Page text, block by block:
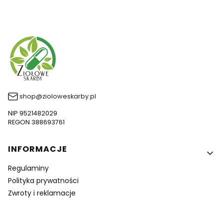
shop@zioloweskarby.pl
NIP 9521482029
REGON 388693761
Linki w stopce
INFORMACJE
Regulaminy
Polityka prywatności
Zwroty i reklamacje